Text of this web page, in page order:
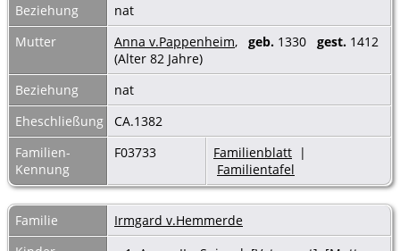
Beziehung
nat
Mutter
Anna v.Pappenheim, geb. 1330 gest. 1412
(Alter 82 Jahre)
Beziehung
nat
Eheschließung
CA.1382
Familien-
Kennung
F03733 Familienblatt |
Familientafel
Familie
Irmgard v.Hemmerde